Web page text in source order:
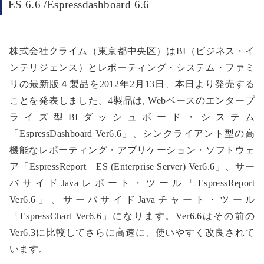
ES 6.6 /Espressdashboard 6.6
株式会社クライム（東京都中央区）はBI（ビジネス・イ
ンテリジェンス）とレポーティング・システム・ファミ
リの最新版４製品を2012年2月13日、本日より発売する
ことを発表しました。4製品は, Webベースのエンタープ
ライズ型BIダッシュボード・システム
「EspressDashboard Ver6.6」、シンクライアント型の高
機能なレポーティング・アプリケーション・ソフトウェ
ア「EspressReport ES (Enterprise Server) Ver6.6」、サー
バサイドJavaレポート・ツール「EspressReport
Ver6.6」、サーバサイドJavaチャート・ツール
「EspressChart Ver6.6」になります。Ver6.6はその前の
Ver6.3に比較してさらに高速に、使いやすく改良されて
います。